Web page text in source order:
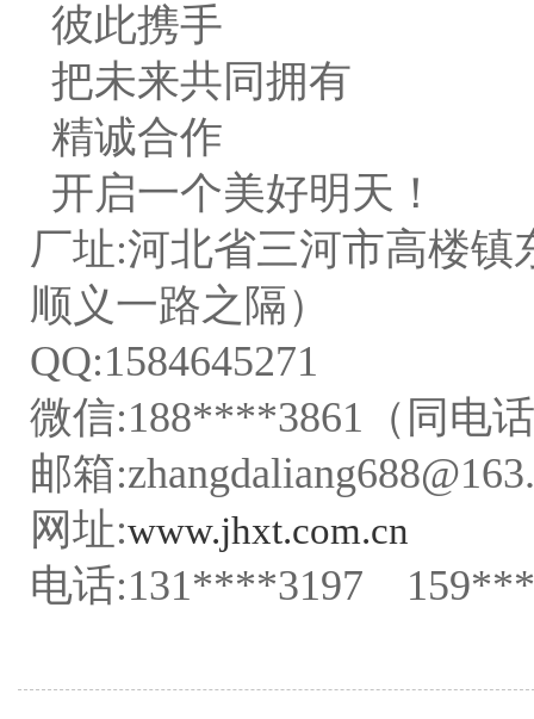
彼此携手
把未来共同拥有
精诚合作
开启一个美好明天！
厂址:河北省三河市高楼
顺义一路之隔）
QQ:1584645271
微信:188****3861（同电
邮箱
网址:www.jhxt.com.cn
电话:131****3197